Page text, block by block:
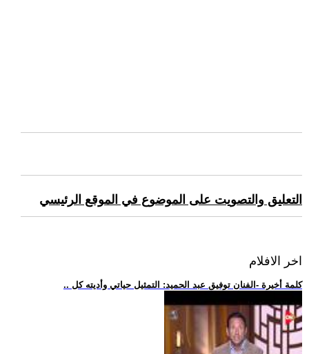
التعليق والتصويت على الموضوع في الموقع الرئيسي
اخر الافلام
.. كلمة أخيرة -الفنان توفيق عبد الحميد: التمثيل حياتي وأديته كل